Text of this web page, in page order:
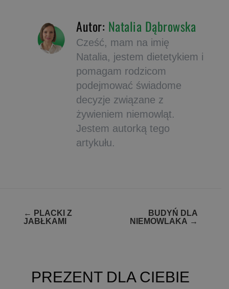
Autor: Natalia Dąbrowska
Cześć, mam na imię
Natalia, jestem dietetykiem i
pomagam rodzicom
podejmować świadome
decyzje związane z
żywieniem niemowląt.
Jestem autorką tego
artykułu.
Zobacz
wpisy
← PLACKI Z
JABŁKAMI
BUDYŃ DLA
NIEMOWLAKA →
PREZENT DLA CIEBIE